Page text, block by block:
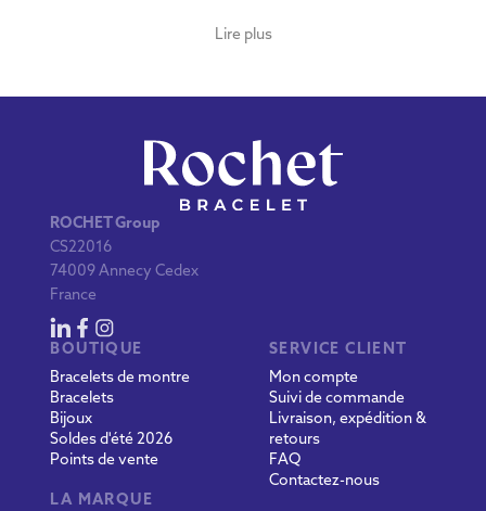
Lire plus
ROCHET Group
CS22016
74009 Annecy Cedex
France
BOUTIQUE
Bracelets de montre
Bracelets
Bijoux
Soldes d'été 2026
Points de vente
SERVICE CLIENT
Mon compte
Suivi de commande
Livraison, expédition &
retours
FAQ
Contactez-nous
LA MARQUE